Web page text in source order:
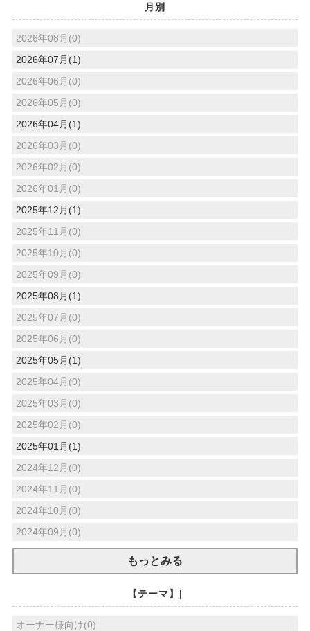
月別
2026年08月(0)
2026年07月(1)
2026年06月(0)
2026年05月(0)
2026年04月(1)
2026年03月(0)
2026年02月(0)
2026年01月(0)
2025年12月(1)
2025年11月(0)
2025年10月(0)
2025年09月(0)
2025年08月(1)
2025年07月(0)
2025年06月(0)
2025年05月(1)
2025年04月(0)
2025年03月(0)
2025年02月(0)
2025年01月(1)
2024年12月(0)
2024年11月(0)
2024年10月(0)
2024年09月(0)
もっとみる
【テーマ】|
オーナー様向け(0)